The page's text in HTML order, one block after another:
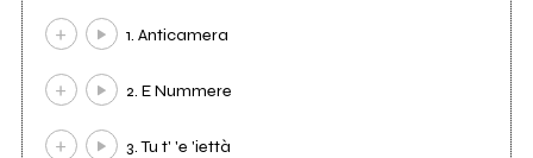
1. Anticamera
2. E Nummere
3. Tu t' 'e 'iettà